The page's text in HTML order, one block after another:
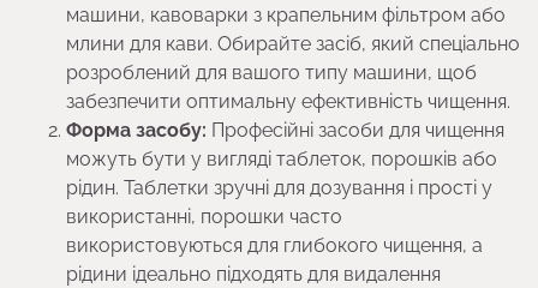
машини, кавоварки з крапельним фільтром або
млини для кави. Обирайте засіб, який спеціально
розроблений для вашого типу машини, щоб
забезпечити оптимальну ефективність чищення.
Форма засобу: Професійні засоби для чищення
можуть бути у вигляді таблеток, порошків або
рідин. Таблетки зручні для дозування і прості у
використанні, порошки часто
використовуються для глибокого чищення, а
рідини ідеально підходять для видалення